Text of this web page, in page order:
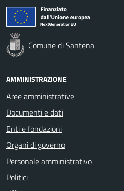
Comune di Santena
AMMINISTRAZIONE
Aree amministrative
Documenti e dati
Enti e fondazioni
Organi di governo
Personale amministrativo
Politici